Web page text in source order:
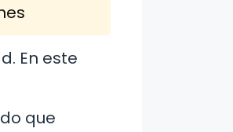
En este
que